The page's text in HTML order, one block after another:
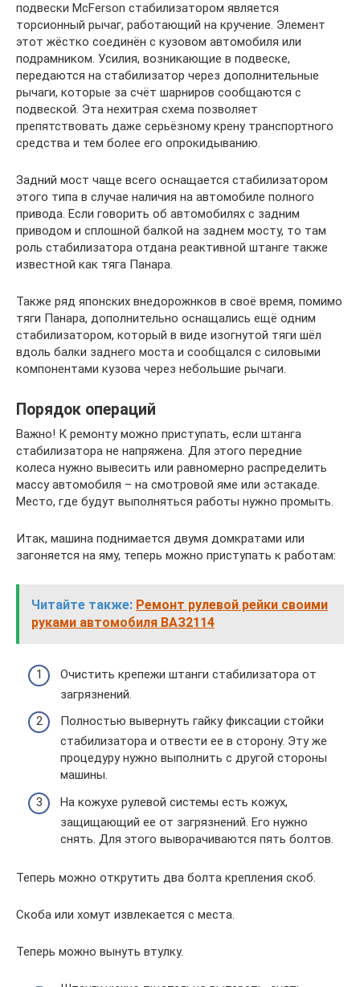
подвески McFerson стабилизатором является
торсионный рычаг, работающий на кручение. Элемент
этот жёстко соединён с кузовом автомобиля или
подрамником. Усилия, возникающие в подвеске,
передаются на стабилизатор через дополнительные
рычаги, которые за счёт шарниров сообщаются с
подвеской. Эта нехитрая схема позволяет
препятствовать даже серьёзному крену транспортного
средства и тем более его опрокидыванию.
Задний мост чаще всего оснащается стабилизатором
этого типа в случае наличия на автомобиле полного
привода. Если говорить об автомобилях с задним
приводом и сплошной балкой на заднем мосту, то там
роль стабилизатора отдана реактивной штанге также
известной как тяга Панара.
Также ряд японских внедорожнков в своё время, помимо
тяги Панара, дополнительно оснащались ещё одним
стабилизатором, который в виде изогнутой тяги шёл
вдоль балки заднего моста и сообщался с силовыми
компонентами кузова через небольшие рычаги.
Порядок операций
Важно! К ремонту можно приступать, если штанга
стабилизатора не напряжена. Для этого передние
колеса нужно вывесить или равномерно распределить
массу автомобиля – на смотровой яме или эстакаде.
Место, где будут выполняться работы нужно промыть.
Итак, машина поднимается двумя домкратами или
загоняется на яму, теперь можно приступать к работам:
Читайте также: Ремонт рулевой рейки своими
руками автомобиля ВАЗ2114
Очистить крепежи штанги стабилизатора от
загрязнений.
Полностью вывернуть гайку фиксации стойки
стабилизатора и отвести ее в сторону. Эту же
процедуру нужно выполнить с другой стороны
машины.
На кожухе рулевой системы есть кожух,
защищающий ее от загрязнений. Его нужно
снять. Для этого выворачиваются пять болтов.
Теперь можно открутить два болта крепления скоб.
Скоба или хомут извлекается с места.
Теперь можно вынуть втулку.